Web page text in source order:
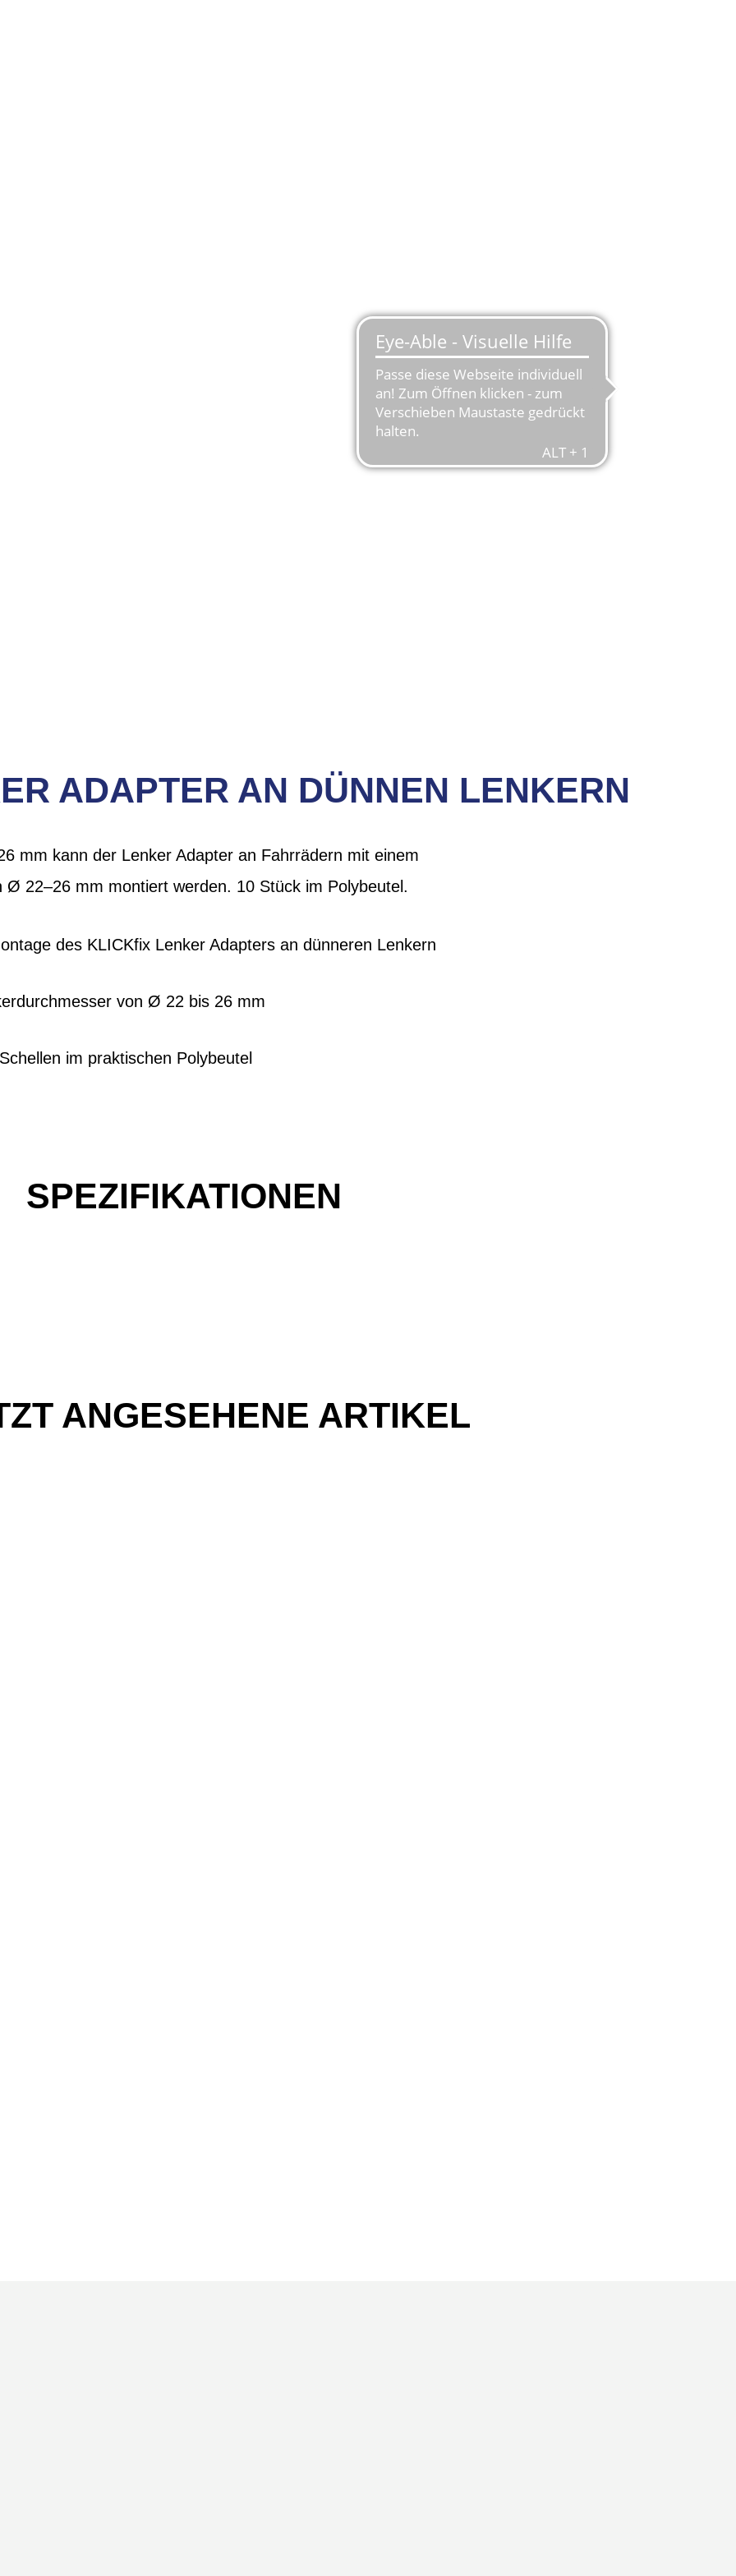
ADAPTER AN DÜNNEN LENKERN
mm kann der Lenker Adapter an Fahrrädern mit einem
Ø 22–26 mm montiert werden. 10 Stück im Polybeutel.
des KLICKfix Lenker Adapters an dünneren Lenkern
von Ø 22 bis 26 mm
im praktischen Polybeutel
SPEZIFIKATIONEN
ANGESEHENE ARTIKEL